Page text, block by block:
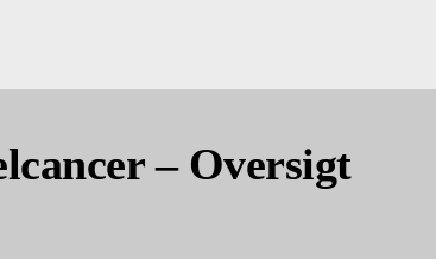
– Oversigt